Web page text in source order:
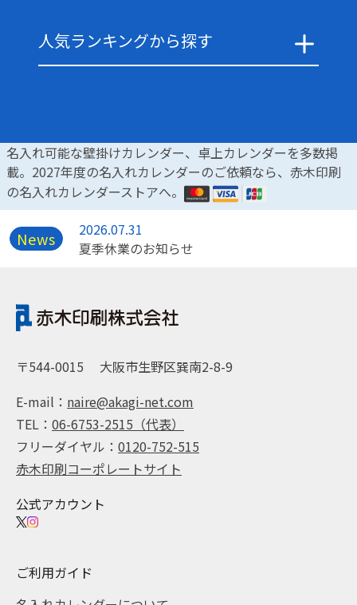
人気ランキングから探す
名入れ可能な壁掛けカレンダー、卓上カレンダーを多数掲
載。2027年度の名入れカレンダーのご依頼なら、赤木印刷
の名入れカレンダーストアへ。
News
2026.07.31
夏季休業のお知らせ
〒544-0015
大阪市生野区巽南2-8-9
E-mail： naire@akagi-net.com
TEL： 06-6753-2515（代表）
フリーダイヤル： 0120-752-515
赤木印刷コーポレートサイト
公式アカウント
ご利用ガイド